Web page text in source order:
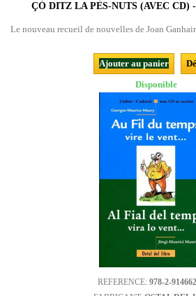
ÇÒ DITZ LA PÈS-NUTS (AVEC CD)
Le nouveau recueil de nouvelles de Joan
Ajouter au panier
Disponible
REFERENCE: 978-2-